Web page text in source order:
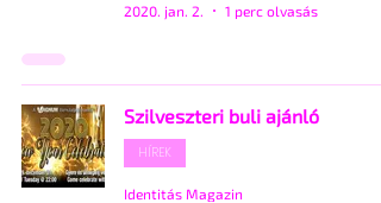
2020. jan. 2.
1 perc olvasás
Szilveszteri buli ajánló
HÍREK
Identitás Magazin